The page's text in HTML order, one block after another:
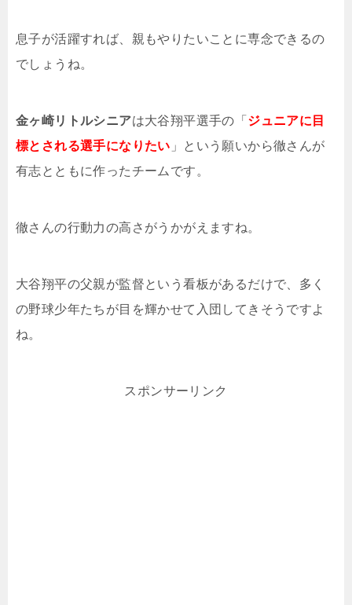
息子が活躍すれば、親もやりたいことに専念できるの
でしょうね。
金ヶ崎リトルシニアは大谷翔平選手の「 ジュニアに目
標とされる選手になりたい 」という願いから徹さんが
有志とともに作ったチームです。
徹さんの行動力の高さがうかがえますね。
大谷翔平の父親が監督という看板があるだけで、多く
の野球少年たちが目を輝かせて入団してきそうですよ
ね。
スポンサーリンク